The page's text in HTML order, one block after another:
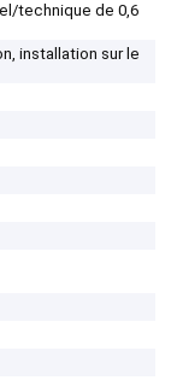
technique de 0,6
installation sur le